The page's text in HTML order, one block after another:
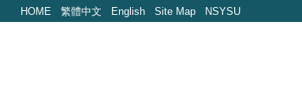
HOME 繁體中文 English Site Map NSYSU